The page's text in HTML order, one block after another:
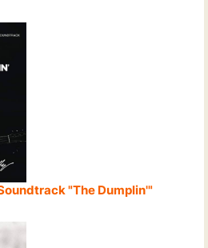
"The Dumplin'"